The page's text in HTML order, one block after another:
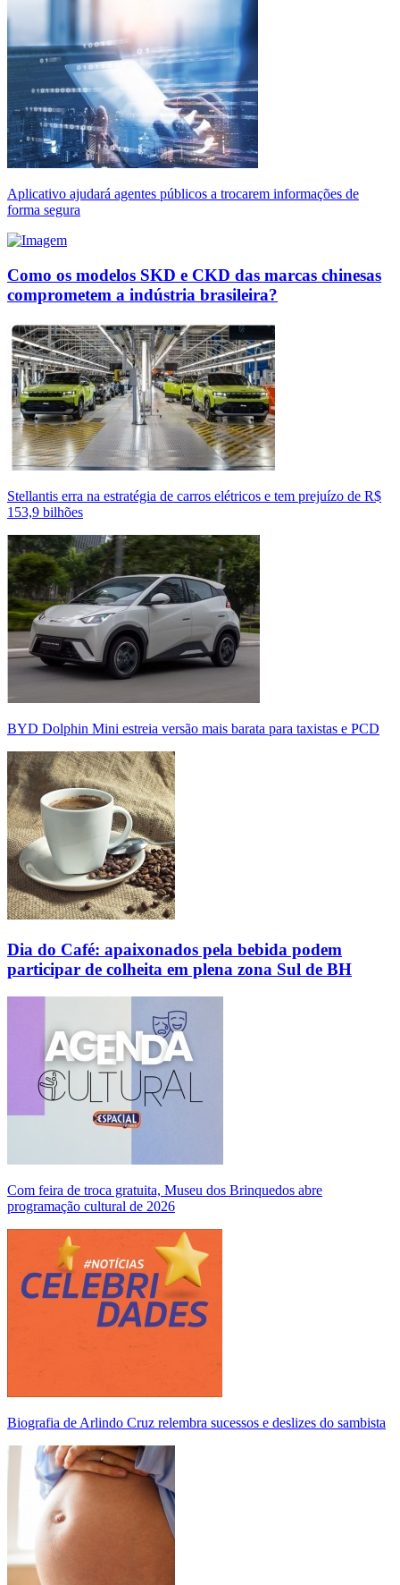
Aplicativo ajudará agentes públicos a trocarem informações de
forma segura
Como os modelos SKD e CKD das marcas chinesas
comprometem a indústria brasileira?
Stellantis erra na estratégia de carros elétricos e tem prejuízo de R$
153,9 bilhões
BYD Dolphin Mini estreia versão mais barata para taxistas e PCD
Dia do Café: apaixonados pela bebida podem
participar de colheita em plena zona Sul de BH
Com feira de troca gratuita, Museu dos Brinquedos abre
programação cultural de 2026
Biografia de Arlindo Cruz relembra sucessos e deslizes do sambista